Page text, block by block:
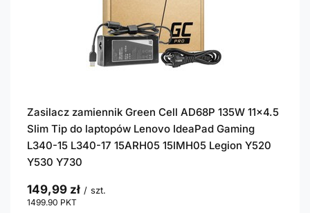
Zasilacz zamiennik Green Cell AD68P 135W 11x4.5
Slim Tip do laptopów Lenovo IdeaPad Gaming
L340-15 L340-17 15ARH05 15IMH05 Legion Y520
Y530 Y730
149,99 zł / szt.
1499.90 PKT